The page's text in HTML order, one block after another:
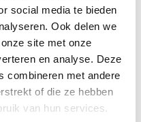
social media te bieden
Ook delen we
site met onze
en analyse. Deze
combineren met andere
of die ze hebben
van hun services.